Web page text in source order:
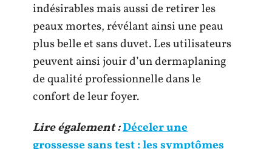
indésirables mais aussi de retirer les
peaux mortes, révélant ainsi une peau
plus belle et sans duvet. Les utilisateurs
peuvent ainsi jouir d’un dermaplaning
de qualité professionnelle dans le
confort de leur foyer.
Lire également :Déceler une
grossesse sans test : les symptômes